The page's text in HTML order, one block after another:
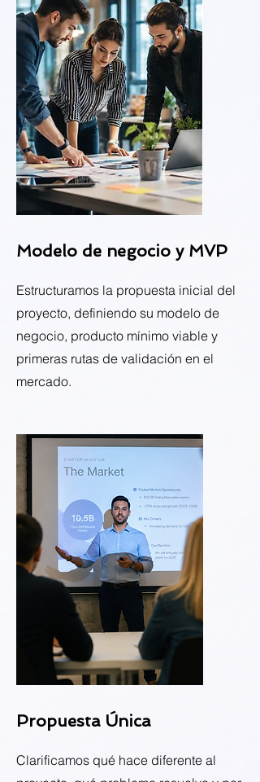
Modelo de negocio y MVP
Estructuramos la propuesta inicial del
proyecto, definiendo su modelo de
negocio, producto mínimo viable y
primeras rutas de validación en el
mercado.
Propuesta Única
Clarificamos qué hace diferente al